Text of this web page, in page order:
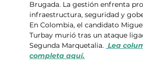
Brugada. La gestión enfrenta
infraestructura, seguridad y
En Colombia, el candidato
Turbay murió tras un ataque
Segunda Marquetalia. Lea
completa aquí.